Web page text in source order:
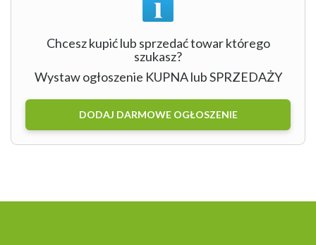
Chcesz kupić lub sprzedać towar którego
szukasz?
Wystaw ogłoszenie KUPNA lub SPRZEDAŻY
DODAJ DARMOWE OGŁOSZENIE